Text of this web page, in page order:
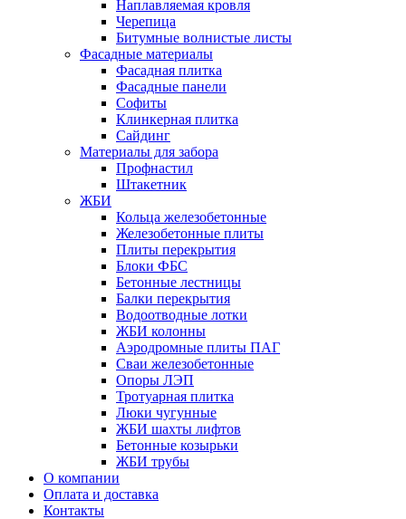
Наплавляемая кровля
Черепица
Битумные волнистые листы
Фасадные материалы
Фасадная плитка
Фасадные панели
Софиты
Клинкерная плитка
Сайдинг
Материалы для забора
Профнастил
Штакетник
ЖБИ
Кольца железобетонные
Железобетонные плиты
Плиты перекрытия
Блоки ФБС
Бетонные лестницы
Балки перекрытия
Водоотводные лотки
ЖБИ колонны
Аэродромные плиты ПАГ
Сваи железобетонные
Опоры ЛЭП
Тротуарная плитка
Люки чугунные
ЖБИ шахты лифтов
Бетонные козырьки
ЖБИ трубы
О компании
Оплата и доставка
Контакты